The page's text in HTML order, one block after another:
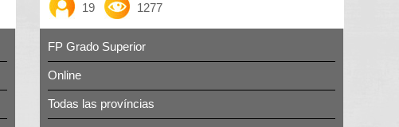
19 1277
FP Grado Superior
Online
Todas las províncias